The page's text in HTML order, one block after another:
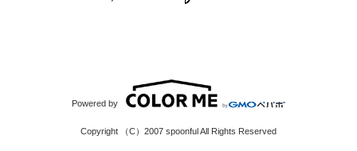
Powered by
Copyright （C）2007 spoonful All Rights Reserved